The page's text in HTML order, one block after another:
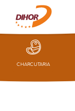
CHARCUTARIA